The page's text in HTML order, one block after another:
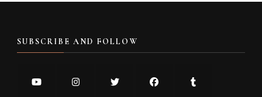
SUBSCRIBE AND FOLLOW